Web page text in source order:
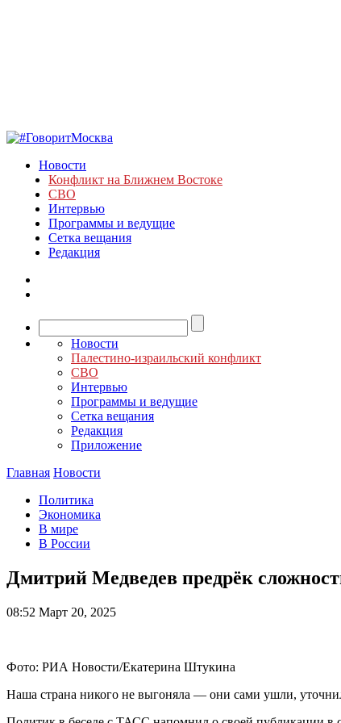
Новости
Конфликт на Ближнем Востоке
СВО
Интервью
Программы и ведущие
Сетка вещания
Редакция
Новости
Палестино-израильский конфликт
СВО
Интервью
Программы и ведущие
Сетка вещания
Редакция
Приложение
Главная Новости
Политика
Экономика
В мире
В России
Дмитрий Медведев предрёк
08:52 Март 20, 2025
Фото: РИА Новости/Екатерина Штукина
Наша страна никого не выгоняла — они сами ушли,